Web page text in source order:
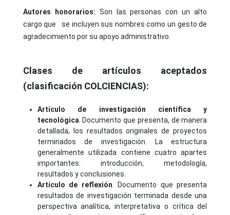
Autores honorarios: Son las personas con un alto
cargo que se incluyen sus nombres como un gesto de
agradecimiento por su apoyo administrativo.
Clases de artículos aceptados
(clasificación COLCIENCIAS):
Artículo de investigación científica y
tecnológica. Documento que presenta, de manera
detallada, los resultados originales de proyectos
terminados de investigación. La estructura
generalmente utilizada contiene cuatro apartes
importantes: introducción, metodología,
resultados y conclusiones.
Artículo de reflexión. Documento que presenta
resultados de investigación terminada desde una
perspectiva analítica, interpretativa o crítica del